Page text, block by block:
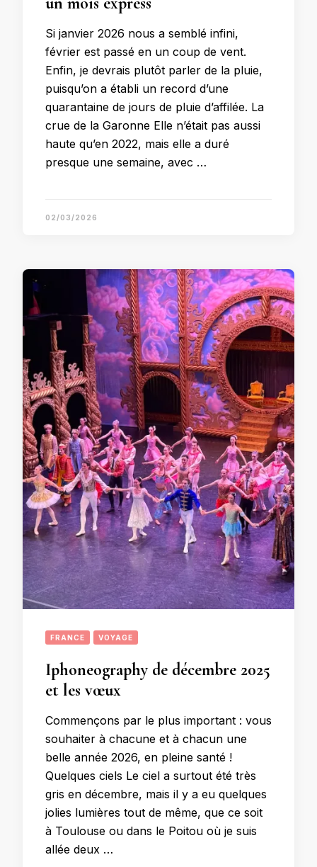
Si janvier 2026 nous a semblé infini,
février est passé en un coup de vent.
Enfin, je devrais plutôt parler de la pluie,
puisqu’on a établi un record d’une
quarantaine de jours de pluie d’affilée. La
crue de la Garonne Elle n’était pas aussi
haute qu’en 2022, mais elle a duré
presque une semaine, avec …
02/03/2026
FRANCE VOYAGE
Iphoneography de décembre 2025
et les vœux
Commençons par le plus important : vous
souhaiter à chacune et à chacun une
belle année 2026, en pleine santé !
Quelques ciels Le ciel a surtout été très
gris en décembre, mais il y a eu quelques
jolies lumières tout de même, que ce soit
à Toulouse ou dans le Poitou où je suis
allée deux …